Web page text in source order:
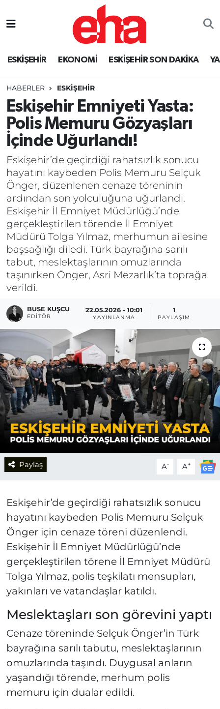
ESKİŞEHİR EKONOMİ ESKİŞEHİR SON DAKİKA
HABERLER ESKİŞEHİR
Eskişehir Emniyeti Yasta:
Polis Memuru Gözyaşları
İçinde Uğurlandı!
Eskişehir’de geçirdiği rahatsızlık sonucu
hayatını kaybeden Polis Memuru Selçuk
Önger, düzenlenen cenaze töreninin
ardından son yolculuğuna uğurlandı.
Eskişehir İl Emniyet Müdürlüğü’nde
gerçekleştirilen törende İl Emniyet
Müdürü Tolga Yılmaz, merhumun ailesine
başsağlığı diledi. Türk bayrağına sarılı
tabut, meslektaşlarının omuzlarında
taşınırken Önger, Asri Mezarlık’ta toprağa
verildi.
BUSE KUŞCU
EDITÖR
22.05.2026 - 10:01
YAYINLANMA
1
PAYLAŞIM
Paylaş A- A+
Eskişehir’de geçirdiği rahatsızlık sonucu
hayatını kaybeden Polis Memuru Selçuk
Önger için cenaze töreni düzenlendi.
Eskişehir İl Emniyet Müdürlüğü’nde
gerçekleştirilen törene İl Emniyet Müdürü
Tolga Yılmaz, polis teşkilatı mensupları,
yakınları ve vatandaşlar katıldı.
Meslektaşları son görevini yaptı
Cenaze töreninde Selçuk Önger’in Türk
bayrağına sarılı tabutu, meslektaşlarının
omuzlarında taşındı. Duygusal anların
yaşandığı törende, merhum polis
memuru için dualar edildi.